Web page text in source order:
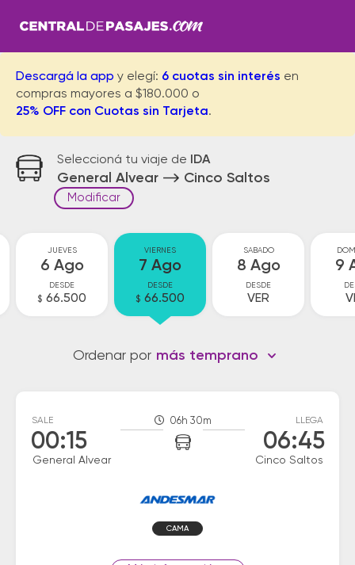
Descargá la app y elegí: 6 cuotas sin interés en
compras mayores a $180.000 o
25% OFF con Cuotas sin Tarjeta.
Seleccioná tu viaje de IDA
General Alvear Cinco Saltos
Modificar
JUEVES
6 Ago
DESDE
$ 66.500
VIERNES
7 Ago
DESDE
$ 66.500
SABADO
8 Ago
DESDE
VER
9
Ordenar por más temprano
SALE
00:15
General Alvear
06h 30m LLEGA
06:45
Cinco Saltos
CAMA